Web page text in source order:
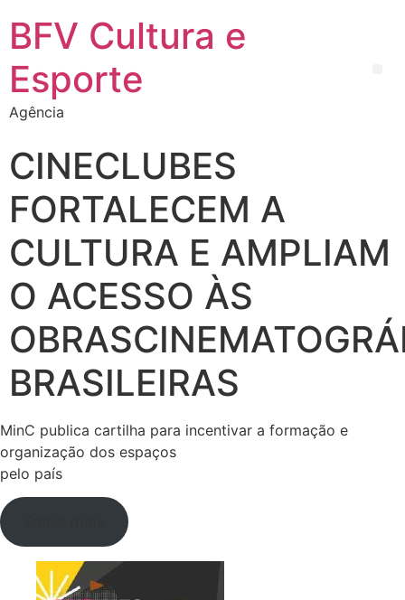
BFV Cultura e
Esporte
Agência
CINECLUBES
FORTALECEM A
CULTURA E AMPLIAM
O ACESSO ÀS
BRASILEIRAS
MinC publica cartilha para incentivar a formação e
organização dos espaços
pelo país